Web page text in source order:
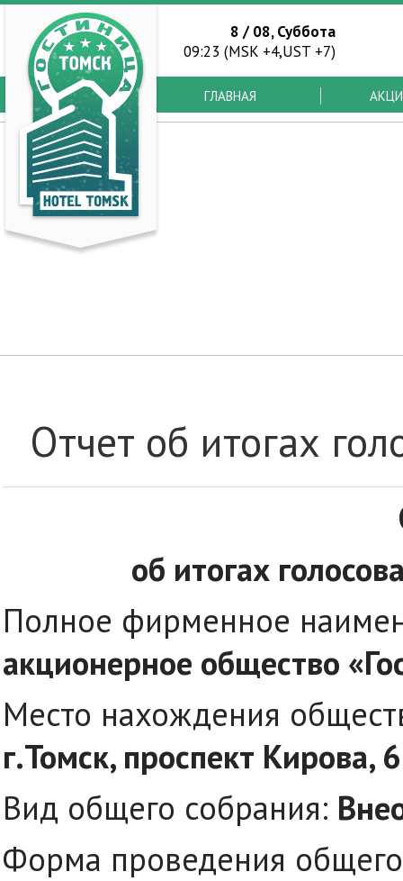
ГЛАВНАЯ
8 / 08, Суббота
09:23 (MSK +4,UST +7)
Отчет об итогах
об итогах
Полное фирменное
акционерное общество
Место нахождения
г.Томск, проспект Кирова,
Вид общего собрания:
Форма проведения